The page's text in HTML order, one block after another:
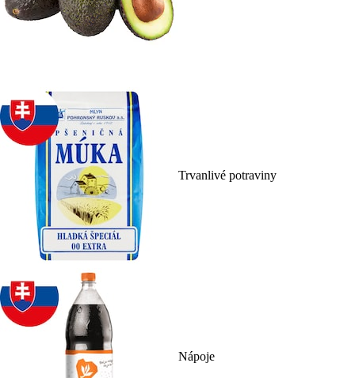
Trvanlivé potraviny
Nápoje